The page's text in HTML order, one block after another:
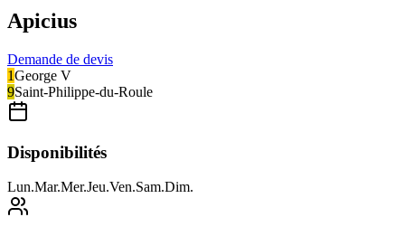
Apicius
Demande de devis
1George V
9Saint-Philippe-du-Roule
Disponibilités
Lun.Mar.Mer.Jeu.Ven.Sam.Dim.